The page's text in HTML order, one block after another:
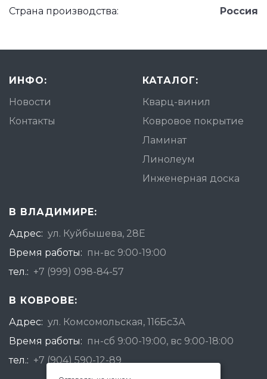
Страна производства:
Россия
ИНФО:
Новости
Контакты
КАТАЛОГ:
Кварц-винил
Ковровое покрытие
Ламинат
Линолеум
Инженерная доска
В ВЛАДИМИРЕ:
Адрес: ул. Куйбышева, 28Е
Время работы: пн-вс 9:00-19:00
тел.: +7 (999) 098-84-57
В КОВРОВЕ:
Адрес: ул. Комсомольская, 116Бс3А
Время работы: пн-сб 9:00-19:00, вс 9:00-18:00
тел.: +7 (904) 590-12-89